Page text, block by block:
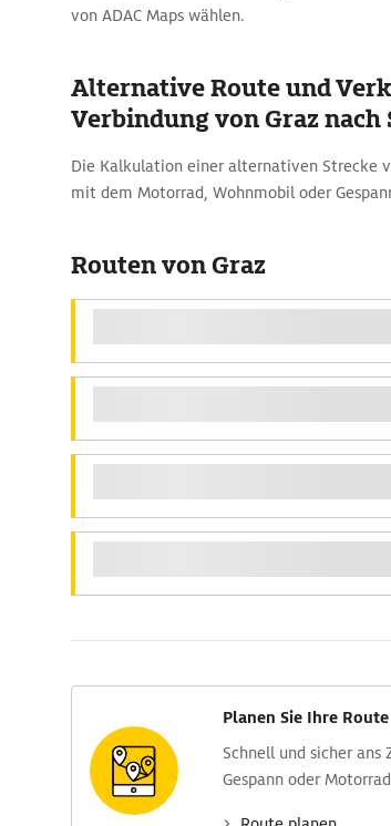
von ADAC Maps wählen.
Alternative Route und
Verbindung von Graz nach
Die Kalkulation einer alternativen Strecke
mit dem Motorrad, Wohnmobil oder
Routen von Graz
Planen Sie Ihre Route
Schnell und sicher ans
Gespann oder